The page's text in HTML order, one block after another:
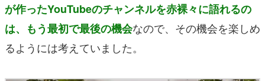
が作ったYouTubeのチャンネルを赤裸々に語れるの
は、もう最初で最後の機会なので、その機会を楽しめ
るようには考えていました。